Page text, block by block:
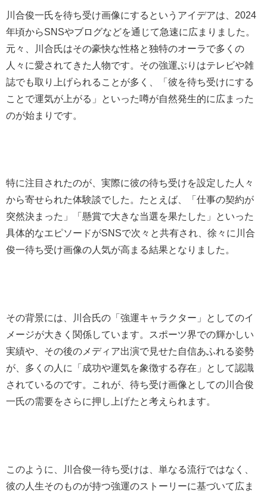
川合俊一氏を待ち受け画像にするというアイデアは、2024
年頃からSNSやブログなどを通じて急速に広まりました。
元々、川合氏はその豪快な性格と独特のオーラで多くの
人々に愛されてきた人物です。その強運ぶりはテレビや雑
誌でも取り上げられることが多く、「彼を待ち受けにする
ことで運気が上がる」といった噂が自然発生的に広まった
のが始まりです。
特に注目されたのが、実際に彼の待ち受けを設定した人々
から寄せられた体験談でした。たとえば、「仕事の契約が
突然決まった」「懸賞で大きな当選を果たした」といった
具体的なエピソードがSNSで次々と共有され、徐々に川合
俊一待ち受け画像の人気が高まる結果となりました。
その背景には、川合氏の「強運キャラクター」としてのイ
メージが大きく関係しています。スポーツ界での輝かしい
実績や、その後のメディア出演で見せた自信あふれる姿勢
が、多くの人に「成功や運気を象徴する存在」として認識
されているのです。これが、待ち受け画像としての川合俊
一氏の需要をさらに押し上げたと考えられます。
このように、川合俊一待ち受けは、単なる流行ではなく、
彼の人生そのものが持つ強運のストーリーに基づいて広ま